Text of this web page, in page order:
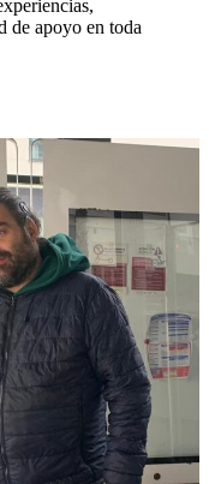
de apoyo en toda